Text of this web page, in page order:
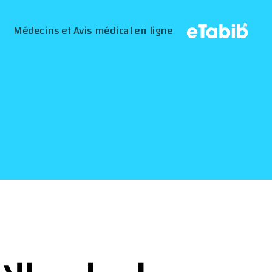
eTabib
Médecins et Avis médical en ligne